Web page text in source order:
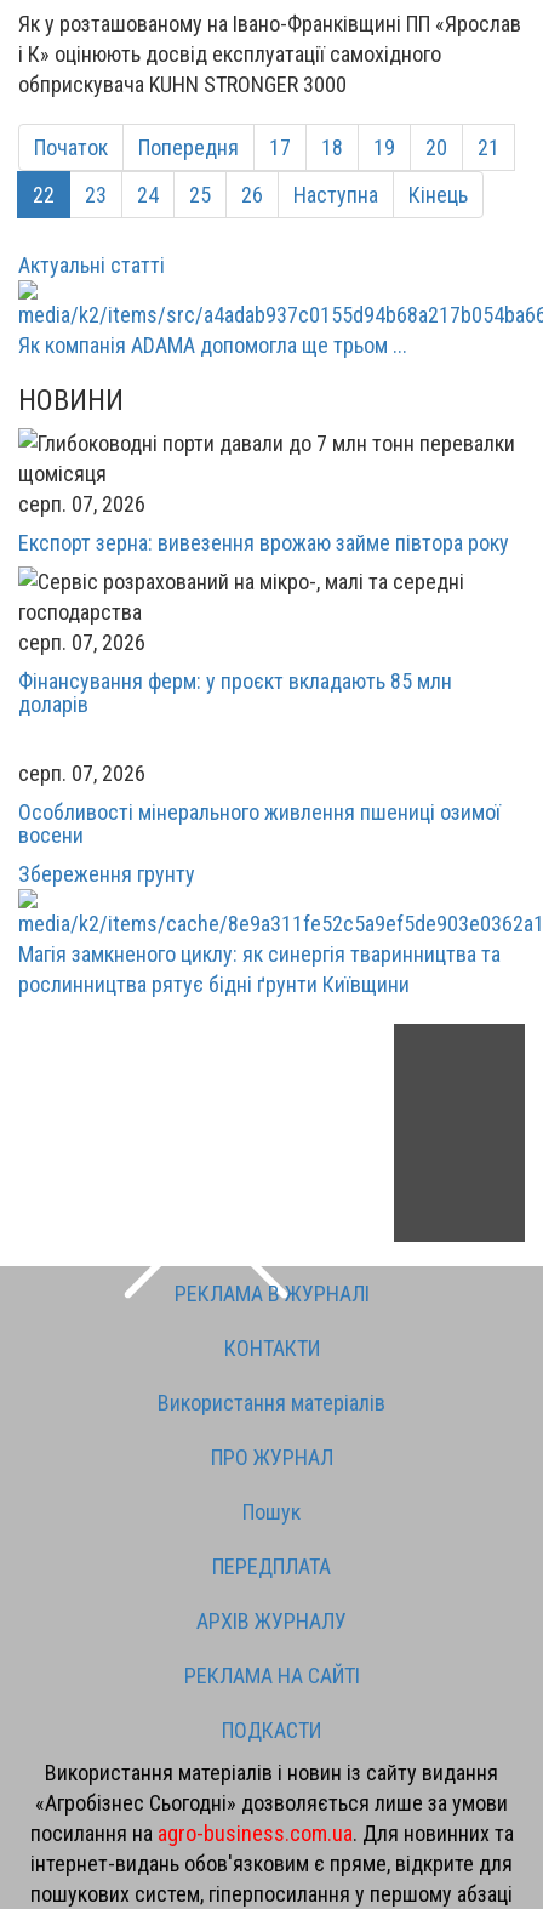
Як у розташованому на Івано-Франківщині ПП «Ярослав
і К» оцінюють досвід експлуатації самохідного
обприскувача KUHN STRONGER 3000
Початок Попередня 17 18 19 20
21
22
23 24 25 26 Наступна Кінець
Актуальні статті
Як компанія ADAMA допомогла ще трьом ...
НОВИНИ
серп. 07, 2026
Експорт зерна: вивезення врожаю займе півтора року
серп. 07, 2026
Фінансування ферм: у проєкт вкладають 85 млн
доларів
серп. 07, 2026
Особливості мінерального живлення пшениці озимої
восени
Збереження грунту
Магія замкненого циклу: як синергія тваринництва та
рослинництва рятує бідні ґрунти Київщини
РЕКЛАМА В ЖУРНАЛІ
КОНТАКТИ
Використання матеріалів
ПРО ЖУРНАЛ
Пошук
ПЕРЕДПЛАТА
АРХІВ ЖУРНАЛУ
РЕКЛАМА НА САЙТІ
ПОДКАСТИ
Використання матеріалів і новин із сайту видання
«Агробізнес Сьогодні» дозволяється лише за умови
посилання на agro-business.com.ua. Для новинних та
інтернет-видань обов'язковим є пряме, відкрите для
пошукових систем, гіперпосилання у першому абзаці